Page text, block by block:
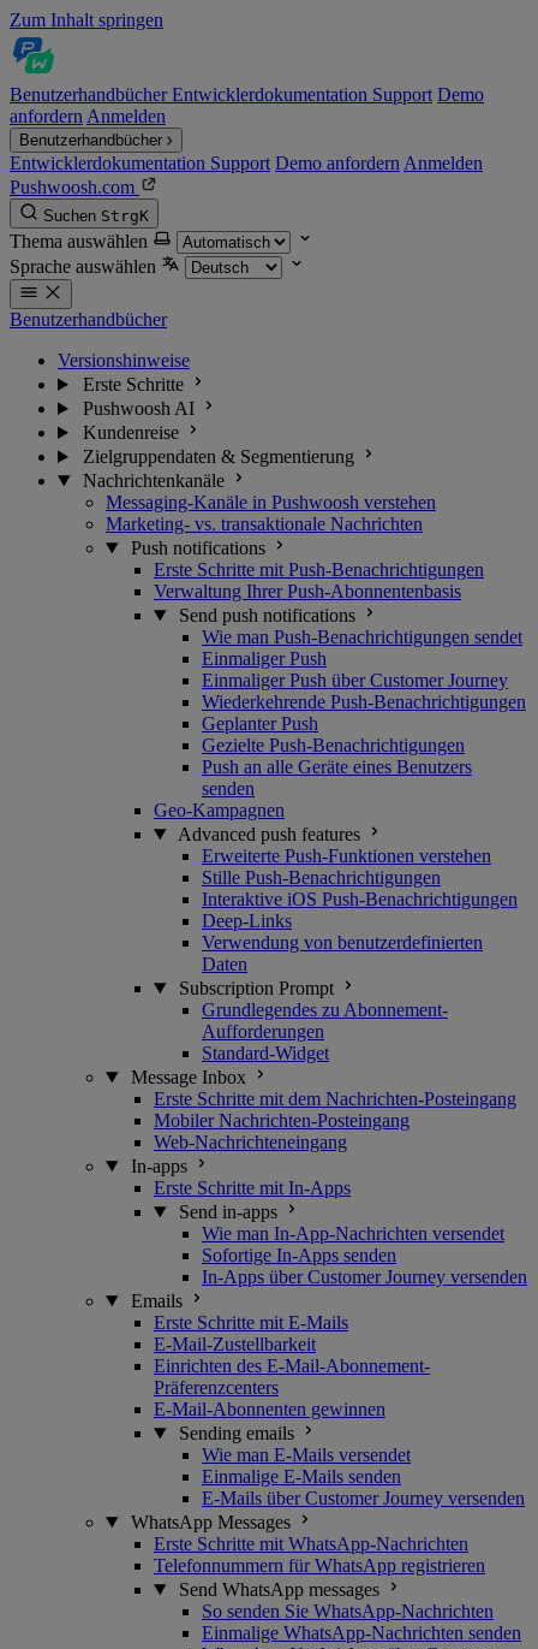
Zum Inhalt springen
BenutzerhandbücherEntwicklerdokumentation Support Demo
anfordern Anmelden
Benutzerhandbücher
Entwicklerdokumentation Support Demo anfordern Anmelden
Pushwoosh.com
Suchen StrgK
Thema auswählen
Sprache auswählen
Benutzerhandbücher
Versionshinweise
Erste Schritte
Pushwoosh AI
Kundenreise
Zielgruppendaten & Segmentierung
Nachrichtenkanäle
Messaging-Kanäle in Pushwoosh verstehen
Marketing- vs. transaktionale Nachrichten
Push notifications
Erste Schritte mit Push-Benachrichtigungen
Verwaltung Ihrer Push-Abonnentenbasis
Send push notifications
Wie man Push-Benachrichtigungen sendet
Einmaliger Push
Einmaliger Push über Customer Journey
Wiederkehrende Push-Benachrichtigungen
Geplanter Push
Gezielte Push-Benachrichtigungen
Push an alle Geräte eines Benutzers
senden
Geo-Kampagnen
Advanced push features
Erweiterte Push-Funktionen verstehen
Stille Push-Benachrichtigungen
Interaktive iOS Push-Benachrichtigungen
Deep-Links
Verwendung von benutzerdefinierten
Daten
Subscription Prompt
Grundlegendes zu Abonnement-
Aufforderungen
Standard-Widget
Message Inbox
Erste Schritte mit dem Nachrichten-Posteingang
Mobiler Nachrichten-Posteingang
Web-Nachrichteneingang
In-apps
Erste Schritte mit In-Apps
Send in-apps
Wie man In-App-Nachrichten versendet
Sofortige In-Apps senden
In-Apps über Customer Journey versenden
Emails
Erste Schritte mit E-Mails
E-Mail-Zustellbarkeit
Einrichten des E-Mail-Abonnement-
Präferenzcenters
E-Mail-Abonnenten gewinnen
Sending emails
Wie man E-Mails versendet
Einmalige E-Mails senden
E-Mails über Customer Journey versenden
WhatsApp Messages
Erste Schritte mit WhatsApp-Nachrichten
Telefonnummern für WhatsApp registrieren
Send WhatsApp messages
So senden Sie WhatsApp-Nachrichten
Einmalige WhatsApp-Nachrichten senden